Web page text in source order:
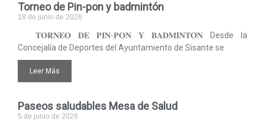
Torneo de Pin-pon y badmintón
18 de junio de 2026
𝐓𝐎𝐑𝐍𝐄𝐎 𝐃𝐄 𝐏𝐈𝐍-𝐏𝐎𝐍 𝐘 𝐁𝐀𝐃𝐌𝐈𝐍𝐓𝐎́𝐍 Desde la
Concejalía de Deportes del Ayuntamiento de Sisante se
Leer Más
Paseos saludables Mesa de Salud
5 de junio de 2026